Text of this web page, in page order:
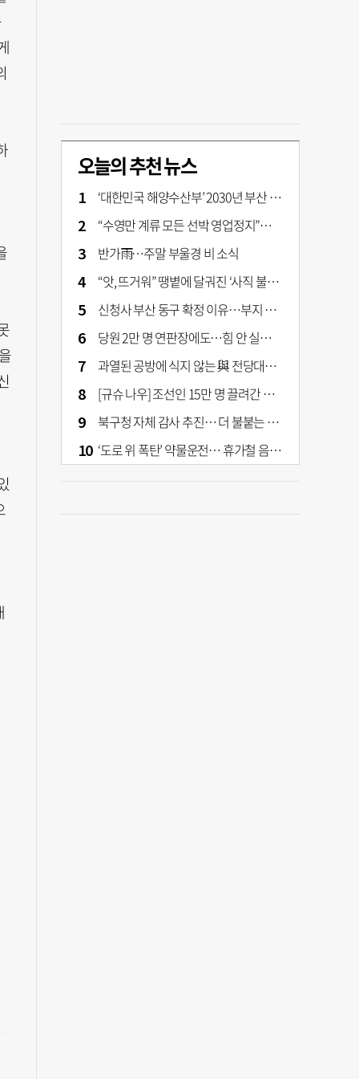
오늘의 추천 뉴스
‘대한민국 해양수산부’ 2030년 부산 북항시대 연다
“수영만 계류 모든 선박 영업정지”… 재개발 속도전
반가雨…주말 부울경 비 소식
“앗, 뜨거워” 땡볕에 달궈진 ‘사직 불가마’ 관중석 무려 70도
신청사 부산 동구 확정 이유…부지 용이성·접근성·집적 가능성이 운명 갈랐다 [해수부 북항 시대]
당원 2만 명 연판장에도…힘 안 실리는 ‘장동혁 사퇴’ 공세
과열된 공방에 식지 않는 與 전당대회… 호남·수도권 집중하는 후보들
[규슈 나우] 조선인 15만 명 끌려간 치쿠호 탄광… 대를 이은 진실 캐기
북구청 자체 감사 추진… 더 불붙는 북구 신청사 갈등
‘도로 위 폭탄’ 약물운전… 휴가철 음주와 병행 단속 [교통안전, 시민이 만든다]